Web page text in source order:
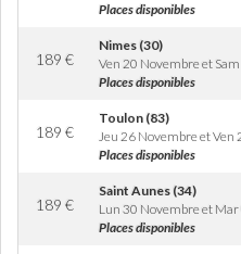
Places disponibles
189 €
Nimes (30)
Ven 20 Novembre et
Places disponibles
189 €
Toulon (83)
Jeu 26 Novembre et
Places disponibles
189 €
Saint Aunes (34)
Lun 30 Novembre et
Places disponibles